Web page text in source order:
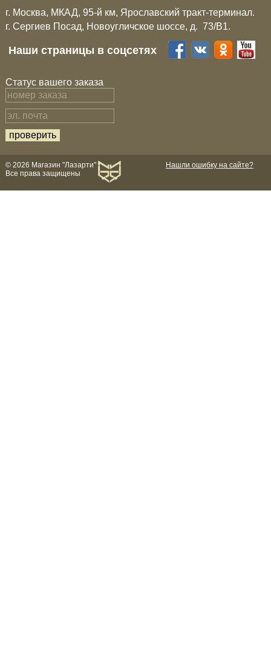
г. Москва, МКАД, 95-й км, Ярославский тракт-терминал.
г. Сергиев Посад, Новоугличское шоссе, д. 73/B1.
Наши страницы в соцсетях
Статус вашего заказа
Нашли ошибку на сайте?
© 2026 Магазин "Лазарти"
Все права защищены